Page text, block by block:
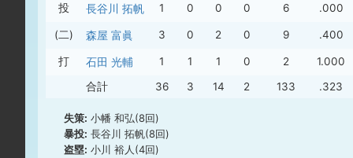
投 長谷川 拓帆 1 0 0 0 6 .000
(二) 森屋 富眞 3 0 2 0 9 .400
打 石田 光輔 1 1 1 0 2
1.000
合計
36 3 14 2 133 .323
失策: 小幡 和弘(8回)
暴投: 長谷川 拓帆(8回)
盗塁: 小川 裕人(4回)